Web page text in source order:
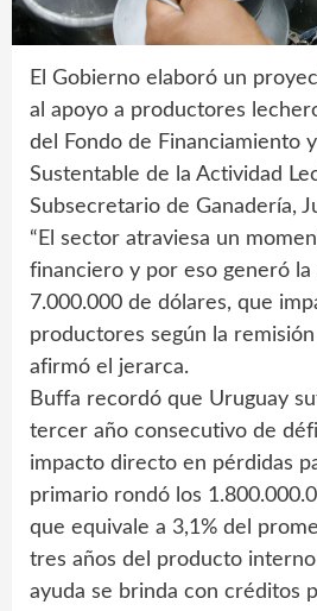
El Gobierno elaboró un
al apoyo a productores
del Fondo de Financiamiento
Sustentable de la Actividad
Subsecretario de Ganadería,
“El sector atraviesa un
financiero y por eso generó la
7.000.000 de dólares, que
productores según la remisión
afirmó el jerarca.
Buffa recordó que Uruguay
tercer año consecutivo de
impacto directo en pérdidas
primario rondó los
que equivale a 3,1% del
tres años del producto
ayuda se brinda con créditos